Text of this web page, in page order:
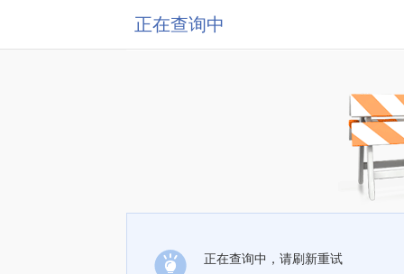
正在查询中
正在查询中，请刷新重试